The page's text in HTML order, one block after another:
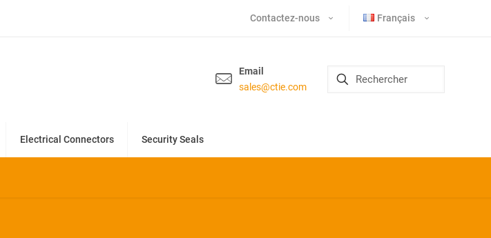
Contactez-nous Français
Email
sales@ctie.com
Electrical Connectors Security Seals